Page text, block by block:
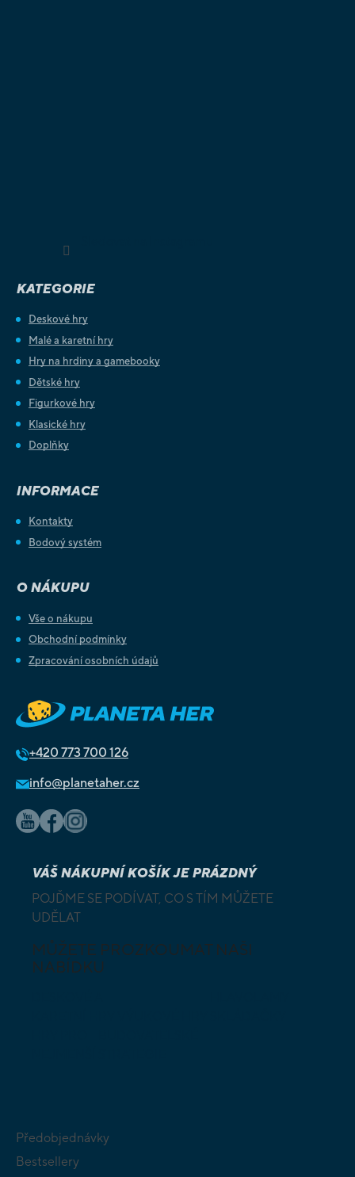
KATEGORIE
Deskové hry
Malé a karetní hry
Hry na hrdiny a gamebooky
Dětské hry
Figurkové hry
Klasické hry
Doplňky
INFORMACE
Kontakty
Bodový systém
O NÁKUPU
Vše o nákupu
Obchodní podmínky
Zpracování osobních údajů
+420 773 700 126
info@planetaher.cz
VÁŠ NÁKUPNÍ KOŠÍK JE PRÁZDNÝ
POJĎME SE PODÍVAT, CO S TÍM MŮŽETE
UDĚLAT
MŮŽETE PROZKOUMAT NAŠI
NABÍDKU
Předobjednávky
Bestsellery